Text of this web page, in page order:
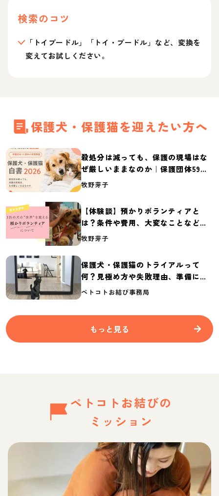
検索のコツ
「トイプードル」「トイ・プードル」など、変換を
変えてお試しください。
保護犬・保護猫を迎えたい方へ
殺処分は減っても、保護の現場はな
ぜ厳しいままなのか｜保護団体59団
体の実態調査【保護犬・保護猫白書
牧野芽子
【体験談】預かりボランティアと
は？条件や費用、大変なことなど紹
介
牧野芽子
保護犬・保護猫のトライアルって
何？見極め方や失敗理由、準備に必
要なものを紹介
ペトコトお結び事務局
もっと見る
ペトコトお結びの
ミッション